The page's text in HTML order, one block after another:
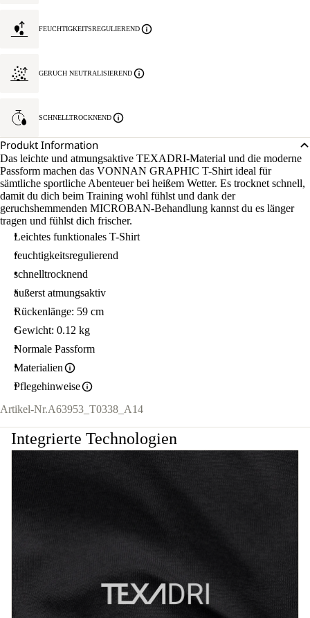
FEUCHTIGKEITSREGULIEREND
GERUCH NEUTRALISIEREND
SCHNELLTROCKNEND
Produkt Information
Das leichte und atmungsaktive TEXADRI-Material und die moderne
Passform machen das VONNAN GRAPHIC T-Shirt ideal für
sämtliche sportliche Abenteuer bei heißem Wetter. Es trocknet schnell,
damit du dich beim Training wohl fühlst und dank der
geruchshemmenden MICROBAN-Behandlung kannst du es länger
tragen und fühlst dich frischer.
Leichtes funktionales T-Shirt
feuchtigkeitsregulierend
schnelltrocknend
äußerst atmungsaktiv
Rückenlänge: 59 cm
Gewicht: 0.12 kg
Normale Passform
Materialien
Pflegehinweise
Artikel-Nr.A63953_T0338_A14
Integrierte Technologien